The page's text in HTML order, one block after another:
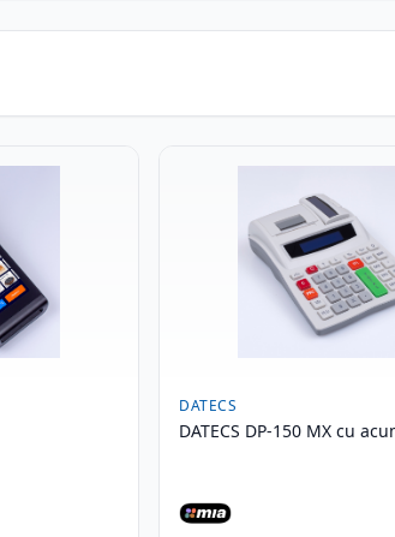
DATECS
DATECS DP-150 MX cu